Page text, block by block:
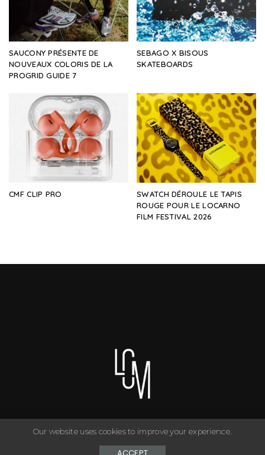
SAUCONY PRÉSENTE DE
NOUVEAUX COLORIS DE LA
PROGRID GUIDE 7
SEBAGO X BISOUS
SKATEBOARDS
CMF CLIP PRO
SWATCH DÉROULE LE TAPIS
ROUGE POUR LE LOCARNO
FILM FESTIVAL 2026
You can have anything you want in life if you dress for it. ©
Copyright Le Closet - 2024
Our website uses cookies to improve your experience.